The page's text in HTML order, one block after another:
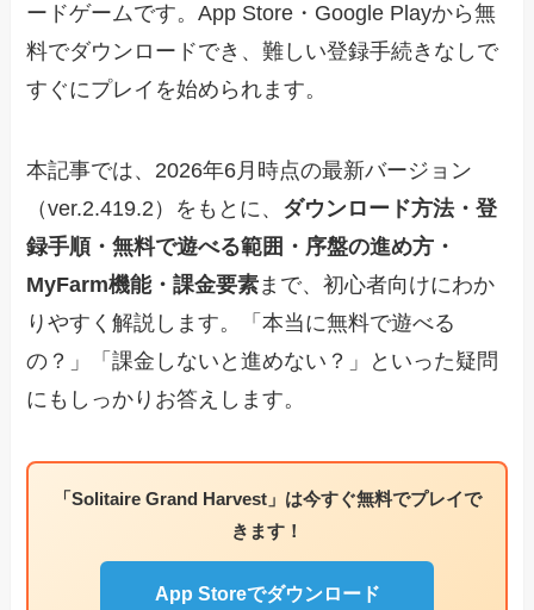
ードゲームです。App Store・Google Playから無
料でダウンロードでき、難しい登録手続きなしで
すぐにプレイを始められます。
本記事では、2026年6月時点の最新バージョン
（ver.2.419.2）をもとに、 ダウンロード方法・登
録手順・無料で遊べる範囲・序盤の進め方・
MyFarm機能・課金要素まで、初心者向けにわか
りやすく解説します。「本当に無料で遊べる
の？」「課金しないと進めない？」といった疑問
にもしっかりお答えします。
「Solitaire Grand Harvest」は今すぐ無料でプレイで
きます！
App Storeでダウンロード